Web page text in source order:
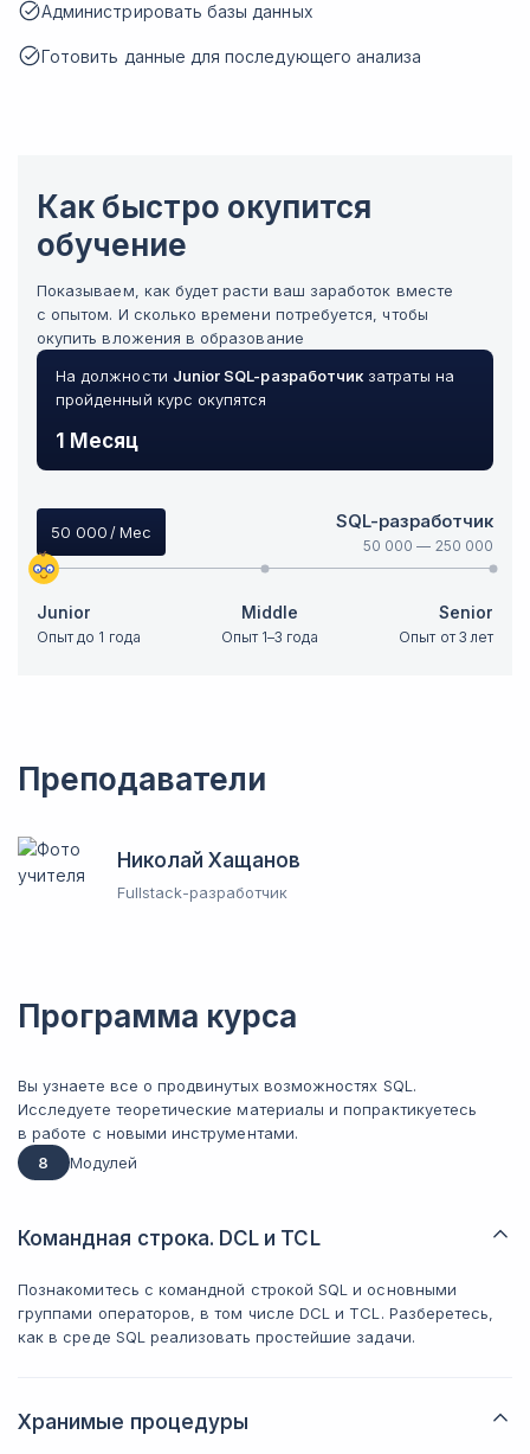
Администрировать базы данных
Готовить данные для последующего анализа
Как быстро окупится
обучение
Показываем, как будет расти ваш заработок вместе
с опытом. И сколько времени потребуется, чтобы
окупить вложения в образование
На должности Junior SQL-разработчик затраты на
пройденный курс окупятся
1 Месяц
50 000 / Мес SQL-разработчик
50 000 — 250 000
Junior
Опыт до 1 года
Middle
Опыт 1–3 года
Senior
Опыт от 3 лет
Преподаватели
Николай Хащанов
Fullstack-разработчик
Программа курса
Вы узнаете все о продвинутых возможностях SQL.
Исследуете теоретические материалы и попрактикуетесь
в работе с новыми инструментами.
8
Модулей
Командная строка. DCL и TCL
Познакомитесь с командной строкой SQL и основными
группами операторов, в том числе DCL и TCL. Разберетесь,
как в среде SQL реализовать простейшие задачи.
Хранимые процедуры